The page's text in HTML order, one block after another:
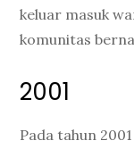
keluar masuk
komunitas
2001
Pada tahun